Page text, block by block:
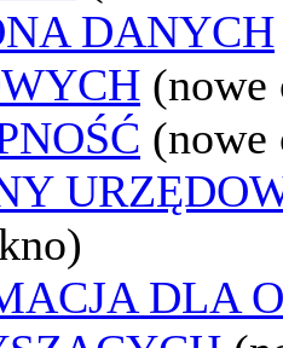
DANYCH
(nowe
(nowe
DLA